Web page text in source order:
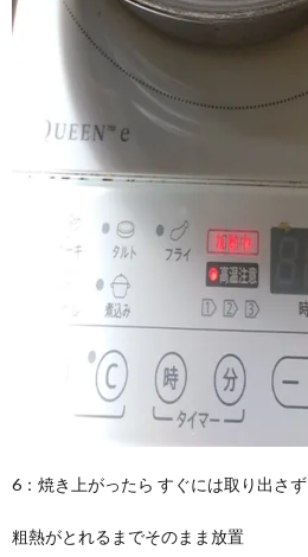
6：焼き上がったら すぐには取り出さず
粗熱がとれるまでそのまま放置